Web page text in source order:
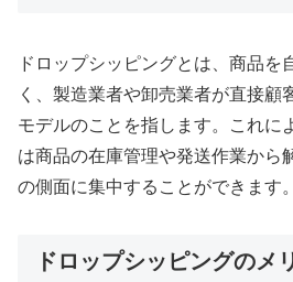
ドロップシッピングとは、商品を
く、製造業者や卸売業者が直接顧
モデルのことを指します。これに
は商品の在庫管理や発送作業から
の側面に集中することができます。
ドロップシッピングのメ